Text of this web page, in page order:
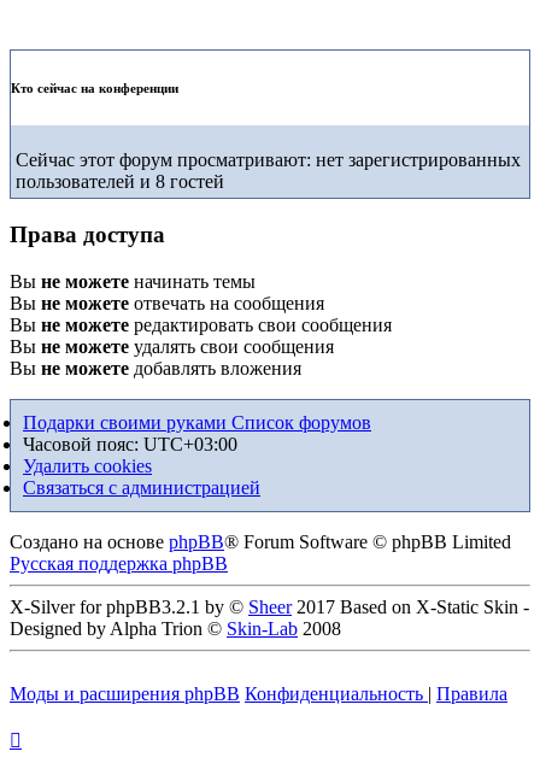
Кто сейчас на конференции
Сейчас этот форум просматривают: нет зарегистрированных
пользователей и 8 гостей
Права доступа
Вы не можете начинать темы
Вы не можете отвечать на сообщения
Вы не можете редактировать свои сообщения
Вы не можете удалять свои сообщения
Вы не можете добавлять вложения
Подарки своими руками Список форумов
Часовой пояс: UTC+03:00
Удалить cookies
Связаться с администрацией
Создано на основе phpBB® Forum Software © phpBB Limited
Русская поддержка phpBB
X-Silver for phpBB3.2.1 by © Sheer2017 Based on X-Static Skin -
Designed by Alpha Trion © Skin-Lab 2008
Моды и расширения phpBB Конфиденциальность | Правила